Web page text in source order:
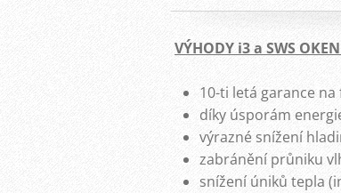
VÝHODY i3 a SWS
10-ti letá garance
díky úsporám
výrazné snížení
zabránění průniku
snížení úniků tepla